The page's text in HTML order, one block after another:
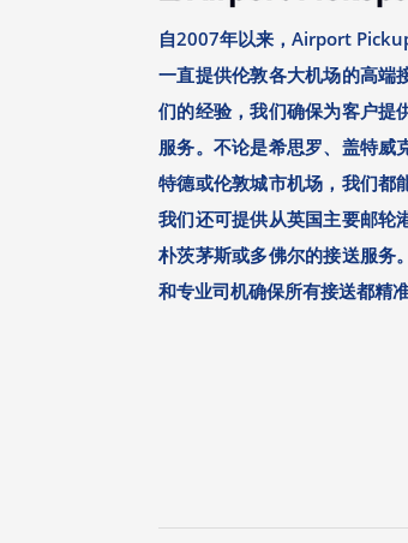
自2007年以来，Airport
一直提供伦敦各大机场的高端
们的经验，我们确保为客户提
服务。不论是希思罗、盖特威
特德或伦敦城市机场，我们都
我们还可提供从英国主要邮轮
朴茨茅斯或多佛尔的接送服务
和专业司机确保所有接送都精准